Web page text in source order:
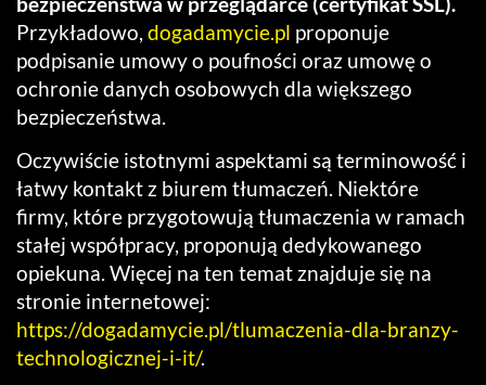
Przykładowo, dogadamycie.pl proponuje
podpisanie umowy o poufności oraz umowę o
ochronie danych osobowych dla większego
bezpieczeństwa.
Oczywiście istotnymi aspektami są terminowość i
łatwy kontakt z biurem tłumaczeń. Niektóre
firmy, które przygotowują tłumaczenia w ramach
stałej współpracy, proponują dedykowanego
opiekuna. Więcej na ten temat znajduje się na
stronie internetowej:
https://dogadamycie.pl/tlumaczenia-dla-branzy-
technologicznej-i-it/.